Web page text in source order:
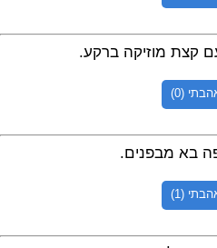
קצת מוזיקה ברקע.
(0)
בא מבפנים.
(1)